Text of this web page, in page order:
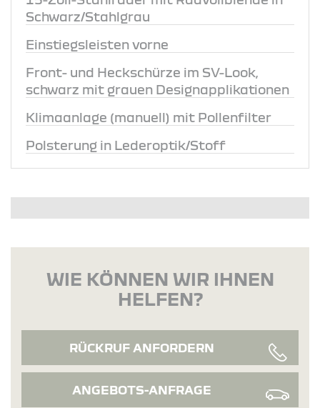
Schwarz/Stahlgrau
Einstiegsleisten vorne
Front- und Heckschürze im SV-Look,
schwarz mit grauen Designapplikationen
Klimaanlage (manuell) mit Pollenfilter
Polsterung in Lederoptik/Stoff
WIE KÖNNEN WIR IHNEN
HELFEN?
RÜCKRUF ANFORDERN
ANGEBOTS-ANFRAGE